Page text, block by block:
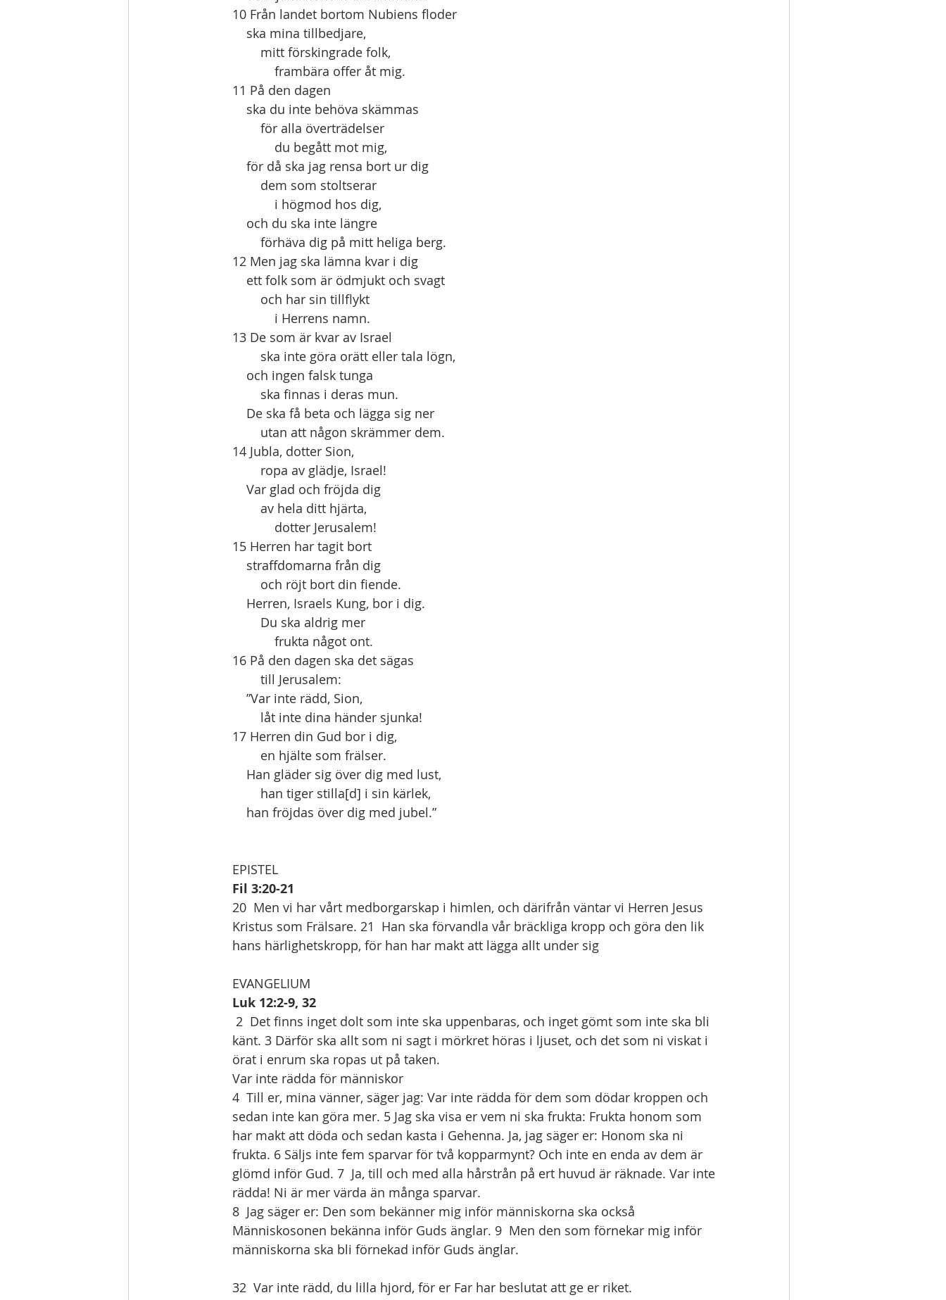
10 Från landet bortom Nubiens floder
    ska mina tillbedjare,
        mitt förskingrade folk,
            frambära offer åt mig.
11 På den dagen
    ska du inte behöva skämmas
        för alla överträdelser
            du begått mot mig,
    för då ska jag rensa bort ur dig
        dem som stoltserar
            i högmod hos dig,
    och du ska inte längre
        förhäva dig på mitt heliga berg.
12 Men jag ska lämna kvar i dig
    ett folk som är ödmjukt och svagt
        och har sin tillflykt
            i Herrens namn.
13 De som är kvar av Israel
        ska inte göra orätt eller tala lögn,
    och ingen falsk tunga
        ska finnas i deras mun.
    De ska få beta och lägga sig ner
        utan att någon skrämmer dem.
14 Jubla, dotter Sion,
        ropa av glädje, Israel!
    Var glad och fröjda dig
        av hela ditt hjärta,
            dotter Jerusalem!
15 Herren har tagit bort
    straffdomarna från dig
        och röjt bort din fiende.
    Herren, Israels Kung, bor i dig.
        Du ska aldrig mer
            frukta något ont.
16 På den dagen ska det sägas
        till Jerusalem:
    ”Var inte rädd, Sion,
        låt inte dina händer sjunka!
17 Herren din Gud bor i dig,
        en hjälte som frälser.
    Han gläder sig över dig med lust,
        han tiger stilla[d] i sin kärlek,
    han fröjdas över dig med jubel.”
EPISTEL
Fil 3:20-21
20  Men vi har vårt medborgarskap i himlen, och därifrån väntar vi Herren Jesus
Kristus som Frälsare. 21  Han ska förvandla vår bräckliga kropp och göra den lik
hans härlighetskropp, för han har makt att lägga allt under sig
EVANGELIUM
Luk 12:2-9, 32
känt. 3 Därför ska allt som ni sagt i mörkret höras i ljuset, och det som ni viskat i
örat i enrum ska ropas ut på taken.
Var inte rädda för människor
4  Till er, mina vänner, säger jag: Var inte rädda för dem som dödar kroppen och
sedan inte kan göra mer. 5 Jag ska visa er vem ni ska frukta: Frukta honom som
har makt att döda och sedan kasta i Gehenna. Ja, jag säger er: Honom ska ni
frukta. 6 Säljs inte fem sparvar för två kopparmynt? Och inte en enda av dem är
glömd inför Gud. 7  Ja, till och med alla hårstrån på ert huvud är räknade. Var inte
rädda! Ni är mer värda än många sparvar.
8  Jag säger er: Den som bekänner mig inför människorna ska också
Människosonen bekänna inför Guds änglar. 9  Men den som förnekar mig inför
människorna ska bli förnekad inför Guds änglar.
32  Var inte rädd, du lilla hjord, för er Far har beslutat att ge er riket.